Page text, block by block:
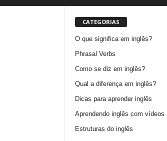
CATEGORIAS
O que significa em inglês?
Phrasal Verbs
Como se diz em inglês?
Qual a diferença em inglês?
Dicas para aprender inglês
Aprendendo inglês com vídeos
Estruturas do inglês